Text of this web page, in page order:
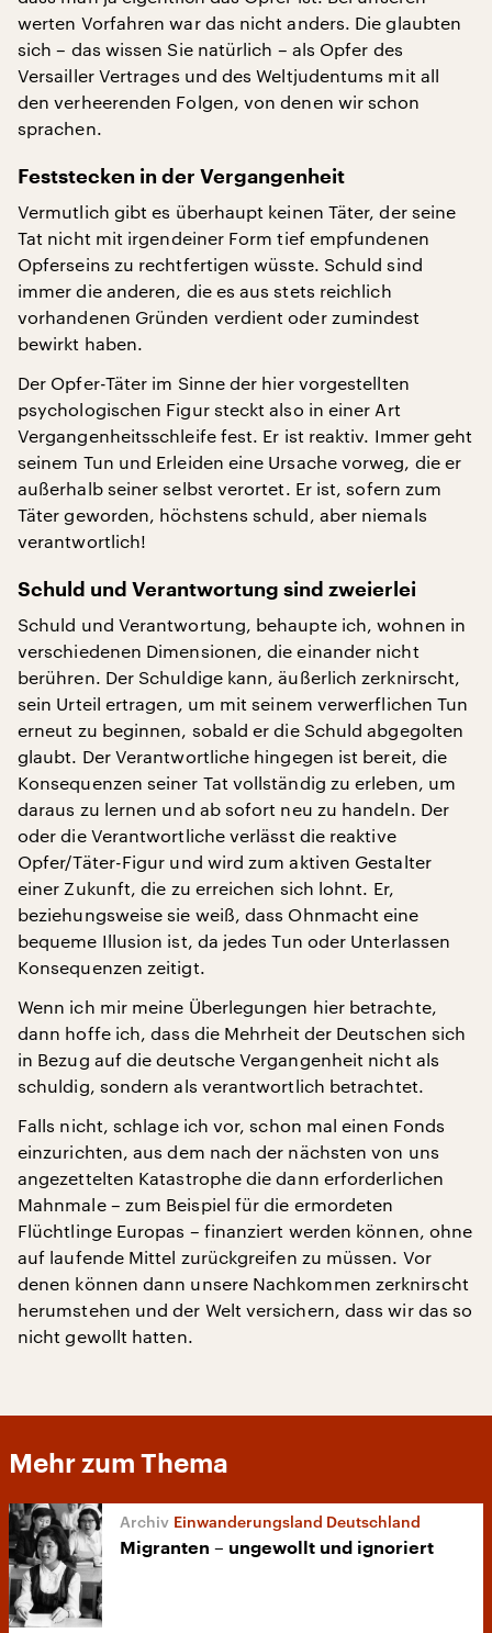
werten Vorfahren war das nicht anders. Die glaubten
sich – das wissen Sie natürlich – als Opfer des
Versailler Vertrages und des Weltjudentums mit all
den verheerenden Folgen, von denen wir schon
sprachen.
Feststecken in der Vergangenheit
Vermutlich gibt es überhaupt keinen Täter, der seine
Tat nicht mit irgendeiner Form tief empfundenen
Opferseins zu rechtfertigen wüsste. Schuld sind
immer die anderen, die es aus stets reichlich
vorhandenen Gründen verdient oder zumindest
bewirkt haben.
Der Opfer-Täter im Sinne der hier vorgestellten
psychologischen Figur steckt also in einer Art
Vergangenheitsschleife fest. Er ist reaktiv. Immer geht
seinem Tun und Erleiden eine Ursache vorweg, die er
außerhalb seiner selbst verortet. Er ist, sofern zum
Täter geworden, höchstens schuld, aber niemals
verantwortlich!
Schuld und Verantwortung sind zweierlei
Schuld und Verantwortung, behaupte ich, wohnen in
verschiedenen Dimensionen, die einander nicht
berühren. Der Schuldige kann, äußerlich zerknirscht,
sein Urteil ertragen, um mit seinem verwerflichen Tun
erneut zu beginnen, sobald er die Schuld abgegolten
glaubt. Der Verantwortliche hingegen ist bereit, die
Konsequenzen seiner Tat vollständig zu erleben, um
daraus zu lernen und ab sofort neu zu handeln. Der
oder die Verantwortliche verlässt die reaktive
Opfer/Täter-Figur und wird zum aktiven Gestalter
einer Zukunft, die zu erreichen sich lohnt. Er,
beziehungsweise sie weiß, dass Ohnmacht eine
bequeme Illusion ist, da jedes Tun oder Unterlassen
Konsequenzen zeitigt.
Wenn ich mir meine Überlegungen hier betrachte,
dann hoffe ich, dass die Mehrheit der Deutschen sich
in Bezug auf die deutsche Vergangenheit nicht als
schuldig, sondern als verantwortlich betrachtet.
Falls nicht, schlage ich vor, schon mal einen Fonds
einzurichten, aus dem nach der nächsten von uns
angezettelten Katastrophe die dann erforderlichen
Mahnmale – zum Beispiel für die ermordeten
Flüchtlinge Europas – finanziert werden können, ohne
auf laufende Mittel zurückgreifen zu müssen. Vor
denen können dann unsere Nachkommen zerknirscht
herumstehen und der Welt versichern, dass wir das so
nicht gewollt hatten.
Mehr zum Thema
Einwanderungsland Deutschland
Migranten – ungewollt und ignoriert